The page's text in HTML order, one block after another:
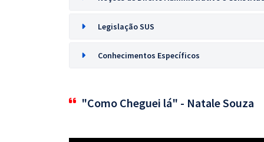
Legislação SUS
Conhecimentos Específicos
"Como Cheguei lá" - Natale Souza